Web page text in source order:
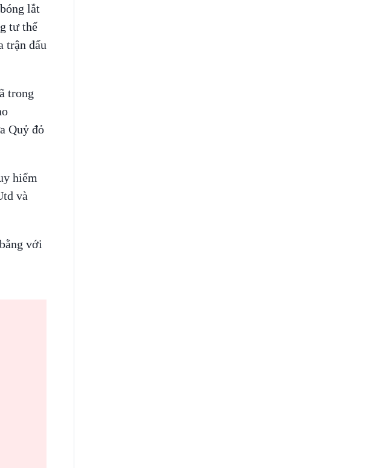
lắt
tư thế
trận đấu
trong
Quỷ đỏ
hiểm
và
với